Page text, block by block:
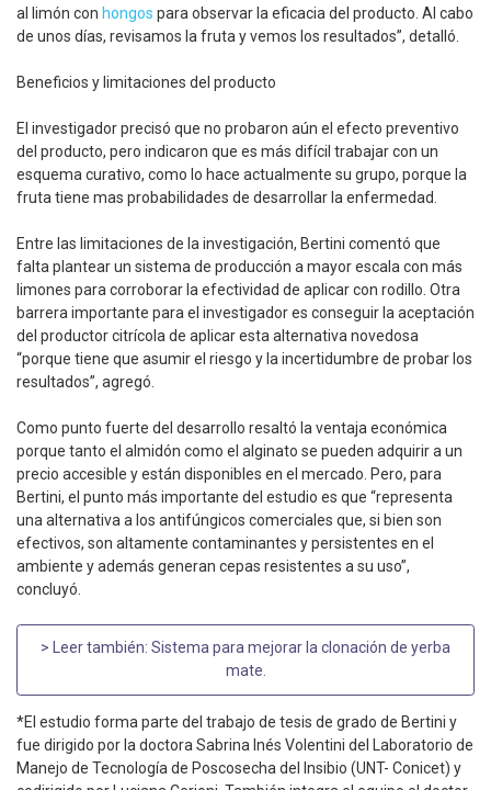
al limón con hongos para observar la eficacia del producto. Al cabo
de unos días, revisamos la fruta y vemos los resultados”, detalló.
Beneficios y limitaciones del producto
El investigador precisó que no probaron aún el efecto preventivo
del producto, pero indicaron que es más difícil trabajar con un
esquema curativo, como lo hace actualmente su grupo, porque la
fruta tiene mas probabilidades de desarrollar la enfermedad.
Entre las limitaciones de la investigación, Bertini comentó que
falta plantear un sistema de producción a mayor escala con más
limones para corroborar la efectividad de aplicar con rodillo. Otra
barrera importante para el investigador es conseguir la aceptación
del productor citrícola de aplicar esta alternativa novedosa
“porque tiene que asumir el riesgo y la incertidumbre de probar los
resultados”, agregó.
Como punto fuerte del desarrollo resaltó la ventaja económica
porque tanto el almidón como el alginato se pueden adquirir a un
precio accesible y están disponibles en el mercado. Pero, para
Bertini, el punto más importante del estudio es que “representa
una alternativa a los antifúngicos comerciales que, si bien son
efectivos, son altamente contaminantes y persistentes en el
ambiente y además generan cepas resistentes a su uso”,
concluyó.
> Leer también: Sistema para mejorar la clonación de yerba
mate
*El estudio forma parte del trabajo de tesis de grado de Bertini y
fue dirigido por la doctora Sabrina Inés Volentini del Laboratorio de
Manejo de Tecnología de Poscosecha del Insibio (UNT- Conicet) y